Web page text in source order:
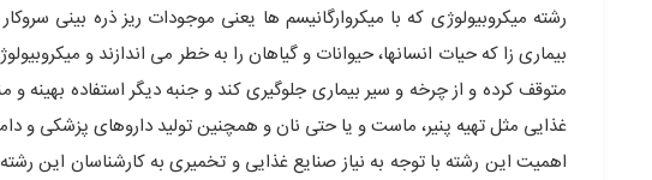
رشته میکروبیولوژی که با میکروارگانیسم ها یعنی موجودات ریز ذره بینی
بیماری زا که حیات انسانها، حیوانات و گیاهان را به خطر می اندازند و
متوقف کرده و از چرخه و سیر بیماری جلوگیری کند و جنبه دیگر استفاده بهینه و
غذایی مثل تهیه پنیر، ماست و یا حتی نان و همچنین تولید داروهای پزشکی و
اهمیت این رشته با توجه به نیاز صنایع غذایی و تخمیری به کارشناسان این